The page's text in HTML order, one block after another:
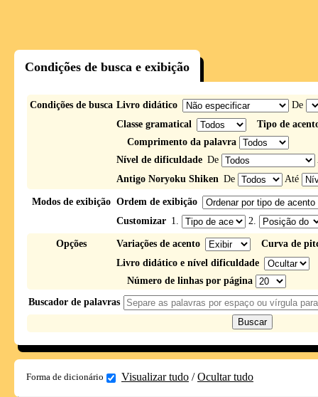
Condições de busca e exibição
Condições de busca Livro didático
De
Classe gramatical
Tipo de
Comprimento da palavra
Nível de dificuldade De
Antigo Noryoku Shiken De Até
Modos de exibição Ordem de exibição
Customizar 1. 2.
Opções Variações de acento
Curva de
Livro didático e nível dificuldade
Número de linhas por página
Buscador de palavras
Forma de dicionário Visualizar tudo /Ocultar tudo